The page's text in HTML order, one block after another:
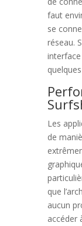
faut
se
réseau.
Les
de
que
aucun
accéder